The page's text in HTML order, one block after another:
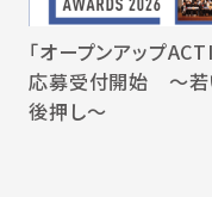
「オープンアップ
応募受付開始 〜若
後押し〜